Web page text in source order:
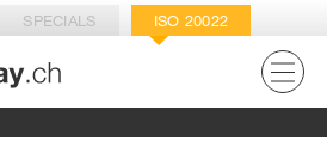
SPECIALS ISO 20022